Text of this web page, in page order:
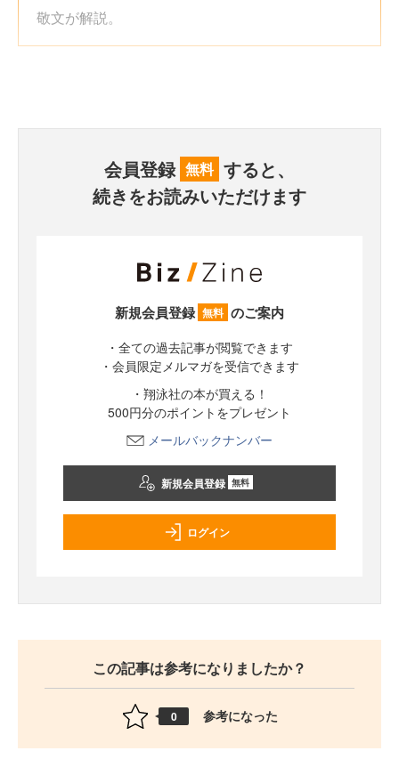
敬文が解説。
会員登録 無料 すると、
続きをお読みいただけます
新規会員登録 無料 のご案内
・全ての過去記事が閲覧できます
・会員限定メルマガを受信できます
・翔泳社の本が買える！
500円分のポイントをプレゼント
メールバックナンバー
新規会員登録 無料
ログイン
この記事は参考になりましたか？
0 参考になった